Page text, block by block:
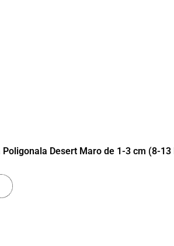
Poligonala Desert Maro de 1-3 cm (8-